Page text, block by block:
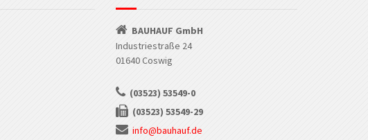
BAUHAUF GmbH
Industriestraße 24
01640 Coswig
(03523) 53549-0
(03523) 53549-29
info@bauhauf.de